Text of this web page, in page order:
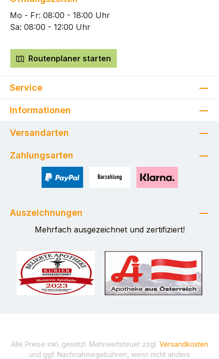
Mo - Fr: 08:00 - 18:00 Uhr
Sa: 08:00 - 12:00 Uhr
Routenplaner starten
Service
Informationen
Versandarten
Zahlungsarten
Auszeichnungen
Mehrfach ausgezeichnet und zertifiziert!
Alle Preise inkl. gesetzl. Mehrwertsteuer zzgl. Versandkosten
und ggf. Nachnahmegebühren, wenn nicht anders